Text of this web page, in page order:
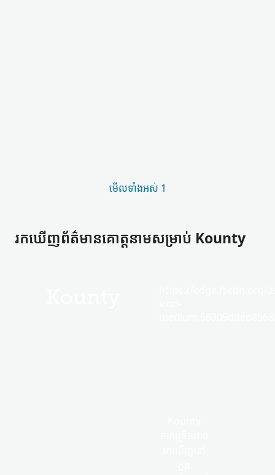
មើល​ទាំងអស់ 1
រកឃើញ​ព័ត៌មាន​គោត្តនាម​សម្រាប់ Kounty